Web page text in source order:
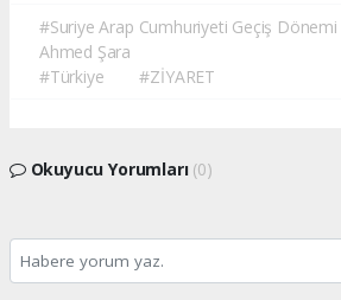
#Suriye Arap Cumhuriyeti Geçiş Dönemi
Ahmed Şara
#Türkiye
#ZİYARET
Okuyucu Yorumları (0)